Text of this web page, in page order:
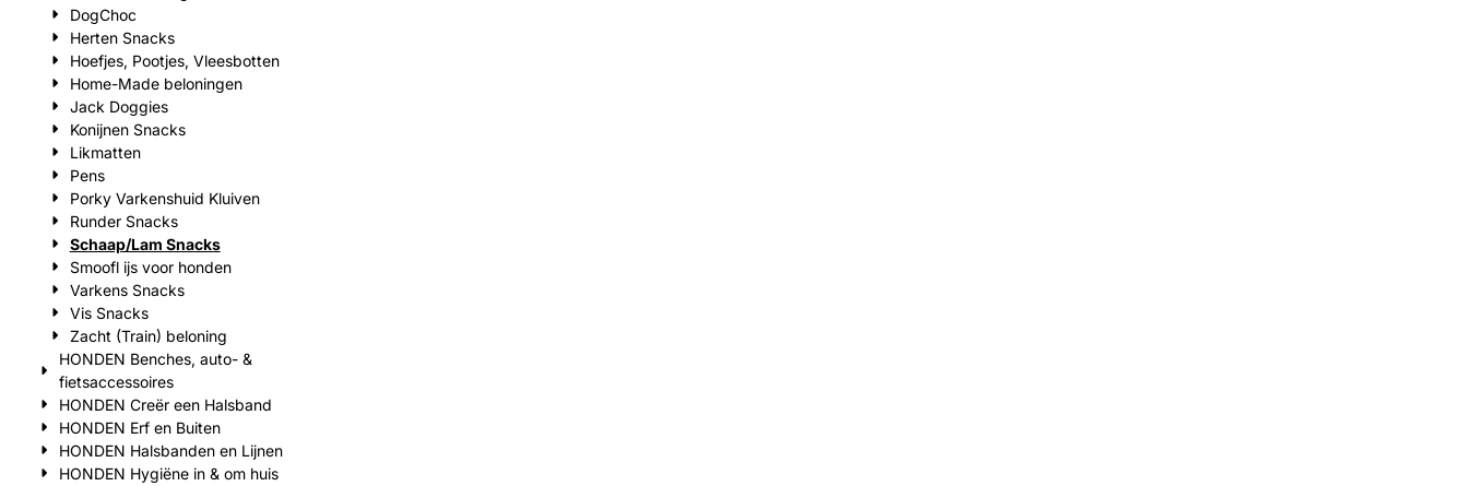
DogChoc
Herten Snacks
Hoefjes, Pootjes, Vleesbotten
Home-Made beloningen
Jack Doggies
Konijnen Snacks
Likmatten
Pens
Porky Varkenshuid Kluiven
Runder Snacks
Schaap/Lam Snacks
Smoofl ijs voor honden
Varkens Snacks
Vis Snacks
Zacht (Train) beloning
HONDEN Benches, auto- &
fietsaccessoires
HONDEN Creër een Halsband
HONDEN Erf en Buiten
HONDEN Halsbanden en Lijnen
HONDEN Hygiëne in & om huis